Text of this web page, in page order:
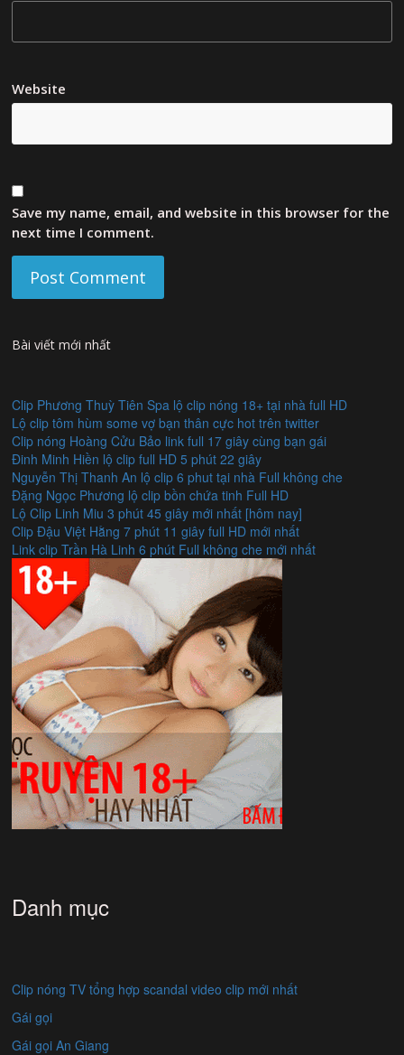
Website
Save my name, email, and website in this browser for the
next time I comment.
Bài viết mới nhất
Clip Phương Thuỳ Tiên Spa lộ clip nóng 18+ tại nhà full HD
Lộ clip tôm hùm some vợ bạn thân cực hot trên twitter
Clip nóng Hoàng Cửu Bảo link full 17 giây cùng bạn gái
Đinh Minh Hiền lộ clip full HD 5 phút 22 giây
Nguyễn Thị Thanh An lộ clip 6 phut tại nhà Full không che
Đặng Ngọc Phương lộ clip bồn chứa tinh Full HD
Lộ Clip Linh Miu 3 phút 45 giây mới nhất [hôm nay]
Clip Đậu Việt Hằng 7 phút 11 giây full HD mới nhất
Link clip Trần Hà Linh 6 phút Full không che mới nhất
Danh mục
Clip nóng TV tổng hợp scandal video clip mới nhất
Gái gọi
Gái gọi An Giang